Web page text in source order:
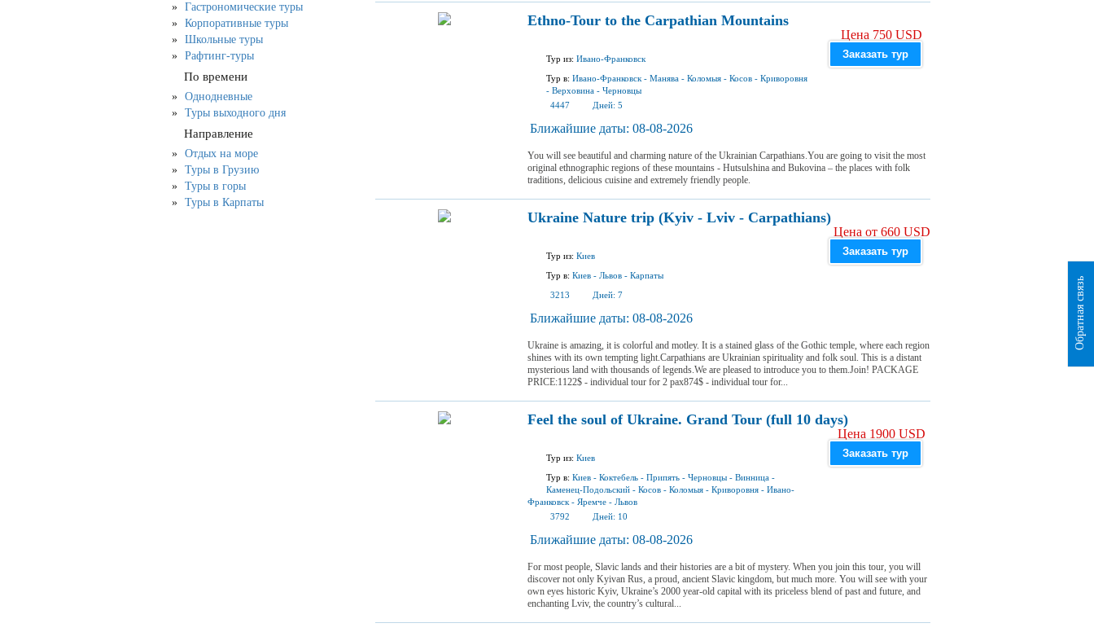
Ethno-Tour to the Carpathian Mountains
Тур из: Ивано-Франковск
Тур в: Ивано-Франковск - Манява - Коломыя - Косов - Криворовня
- Верховина - Черновцы
4447
Дней: 5
Цена 750 USD
Заказать тур
Ближайшие даты: 08-08-2026
You will see beautiful and charming nature of the Ukrainian Carpathians.You are going to visit the most
original ethnographic regions of these mountains - Hutsulshina and Bukovina – the places with folk
traditions, delicious cuisine and extremely friendly people.
Ukraine Nature trip (Kyiv - Lviv - Carpathians)
Тур из: Киев
Тур в: Киев - Львов - Карпаты
3213
Дней: 7
Цена от 660 USD
Заказать тур
Ближайшие даты: 08-08-2026
Ukraine is amazing, it is colorful and motley. It is a stained glass of the Gothic temple, where each region
shines with its own tempting light.Carpathians are Ukrainian spirituality and folk soul. This is a distant
mysterious land with thousands of legends.We are pleased to introduce you to them.Join! PACKAGE
PRICE:1122$ - individual tour for 2 pax874$ - individual tour for...
Feel the soul of Ukraine. Grand Tour (full 10 days)
Тур из: Киев
Тур в: Киев - Коктебель - Припять - Черновцы - Винница -
Каменец-Подольский - Косов - Коломыя - Криворовня - Ивано-
Франковск - Яремче - Львов
3792
Дней: 10
Цена 1900 USD
Заказать тур
Ближайшие даты: 08-08-2026
For most people, Slavic lands and their histories are a bit of mystery. When you join this tour, you will
discover not only Kyivan Rus, a proud, ancient Slavic kingdom, but much more. You will see with your
own eyes historic Kyiv, Ukraine’s 2000 year-old capital with its priceless blend of past and future, and
enchanting Lviv, the country’s cultural...
Гастрономические туры
Корпоративные туры
Школьные туры
Рафтинг-туры
По времени
Однодневные
Туры выходного дня
Направление
Отдых на море
Туры в Грузию
Туры в горы
Туры в Карпаты
Обратная связь